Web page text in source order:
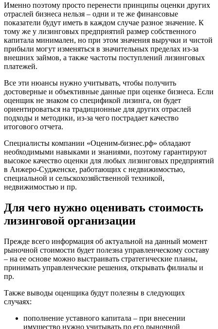
Именно поэтому просто перенести принципы оценки других
отраслей бизнеса нельзя – одни и те же финансовые
показатели будут иметь в каждом случае разное значение. К
тому же у лизинговых предприятий размер собственного
капитала минимален, но при этом значения выручки и чистой
прибыли могут изменяться в значительных пределах из-за
внешних займов, а также частоты поступлений лизинговых
платежей.
Все эти нюансы нужно учитывать, чтобы получить
достоверные и объективные данные при оценке бизнеса. Если
оценщик не знаком со спецификой лизинга, он будет
ориентироваться на традиционные для других отраслей
подходы и методики, из-за чего пострадает качество
итогового отчета.
Специалисты компании «Оценим-бизнес.рф» обладают
необходимыми навыками и знаниями, поэтому гарантируют
высокое качество оценки для любых лизинговых предприятий
в Анжеро-Судженске, работающих с недвижимостью,
специальной и сельскохозяйственной техникой,
недвижимостью и пр.
Для чего нужно оценивать стоимость
лизинговой организации
Прежде всего информация об актуальной на данный момент
рыночной стоимости будет полезна управленческому составу
– на ее основе можно выстраивать стратегические планы,
принимать управленческие решения, открывать филиалы и
пр.
Также выводы оценщика будут полезны в следующих
случаях:
пополнение уставного капитала – при внесении
имущество нужно учитывать по его рыночной
Белебей
Белово
Белогорск
Белорецк
Белореченск
Белоярский
Березники
Бийск
Биробиджан
Бирск
Бирюч
Благовещенск
Благодарный
Богородицк
Боготол
Большой Камень
Борзя
Борисоглебск
Братск
Бронницы
Брянск
Бугульма
Бузулук
Буйнакск